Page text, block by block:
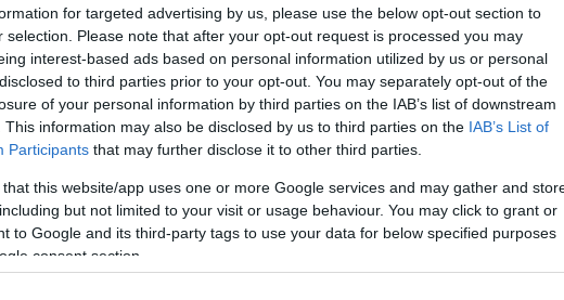
for targeted advertising by us, please use the below opt-out section to
selection. Please note that after your opt-out request is processed you may
interest-based ads based on personal information utilized by us or personal
to third parties prior to your opt-out. You may separately opt-out of the
of your personal information by third parties on the IAB’s list of downstream
This information may also be disclosed by us to third parties on the IAB’s List of
Participants that may further disclose it to other third parties.
that this website/app uses one or more Google services and may gather and
but not limited to your visit or usage behaviour. You may click to grant or
to Google and its third-party tags to use your data for below specified purposes
consent section.